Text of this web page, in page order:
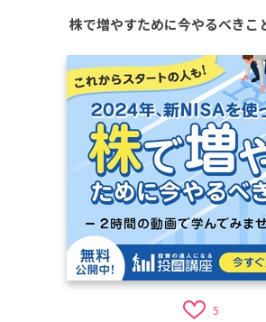
株で増やすために今やるべきこ
5